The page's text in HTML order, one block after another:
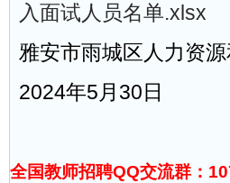
入面试人员名单.xlsx
雅安市雨城区人力资
2024年5月30日
全国教师招聘QQ交流群：